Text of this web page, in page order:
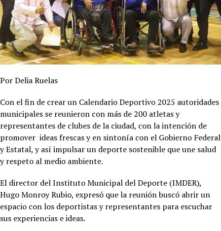
Por Delia Ruelas
Con el fin de crear un Calendario Deportivo 2025 autoridades
municipales se reunieron con más de 200 atletas y
representantes de clubes de la ciudad, con la intención de
promover ideas frescas y en sintonía con el Gobierno Federal
y Estatal, y así impulsar un deporte sostenible que une salud
y respeto al medio ambiente.
El director del Instituto Municipal del Deporte (IMDER),
Hugo Monroy Rubio, expresó que la reunión buscó abrir un
espacio con los deportistas y representantes para escuchar
sus experiencias e ideas.